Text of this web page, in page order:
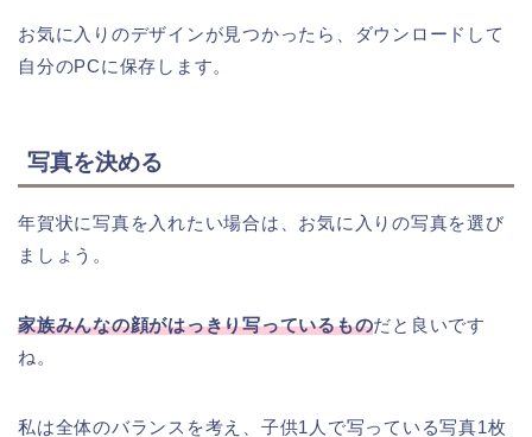
お気に入りのデザインが見つかったら、ダウンロードして
自分のPCに保存します。
写真を決める
年賀状に写真を入れたい場合は、お気に入りの写真を選び
ましょう。
家族みんなの顔がはっきり写っているものだと良いです
ね。
私は全体のバランスを考え、子供1人で写っている写真1枚